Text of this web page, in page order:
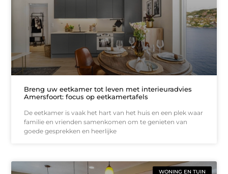
Breng uw eetkamer tot leven met interieuradvies
Amersfoort: focus op eetkamertafels
De eetkamer is vaak het hart van het huis en een plek waar
familie en vrienden samenkomen om te genieten van
goede gesprekken en heerlijke
WONING EN TUIN